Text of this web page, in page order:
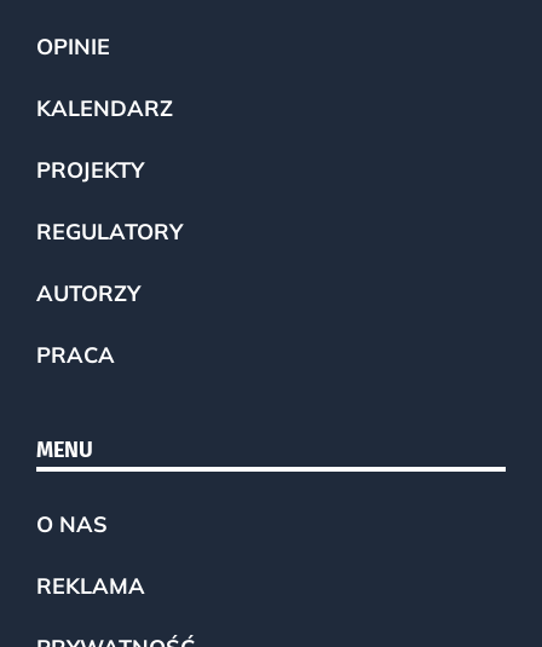
OPINIE
KALENDARZ
PROJEKTY
REGULATORY
AUTORZY
PRACA
MENU
O NAS
REKLAMA